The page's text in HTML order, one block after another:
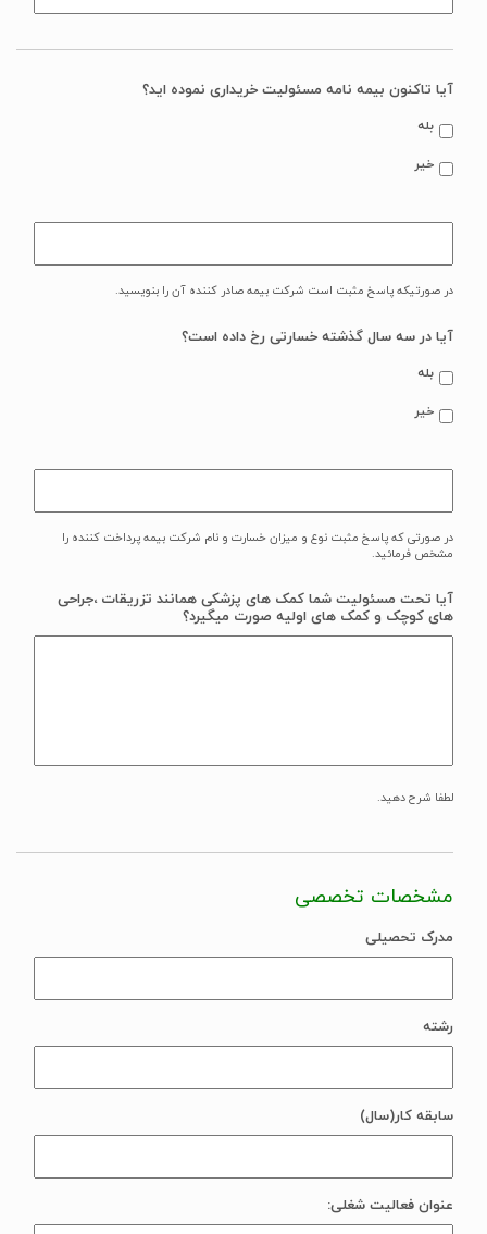
آیا تاکنون بیمه نامه مسئولیت خریداری نموده اید؟
بله
خیر
در صورتیکه پاسخ مثبت است شرکت بیمه صادر کننده آن را بنویسید.
آیا در سه سال گذشته خسارتی رخ داده است؟
بله
خیر
در صورتی که پاسخ مثبت نوع و میزان خسارت و نام شرکت بیمه پرداخت کننده را
مشخص فرمائید.
آیا تحت مسئولیت شما کمک های پزشکی همانند تزریقات ،جراحی
های کوچک و کمک های اولیه صورت میگیرد؟
لطفا شرح دهید.
مشخصات تخصصی
مدرک تحصیلی
رشته
سابقه کار(سال)
عنوان فعالیت شغلی: